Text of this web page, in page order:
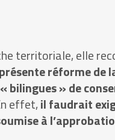
territoriale, elle
réforme de
» de
effet,il faudrait
à